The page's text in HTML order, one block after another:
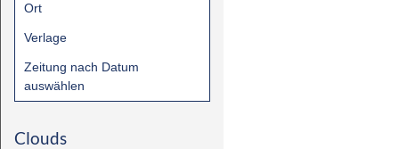
Ort
Verlage
Zeitung nach Datum
auswählen
Clouds